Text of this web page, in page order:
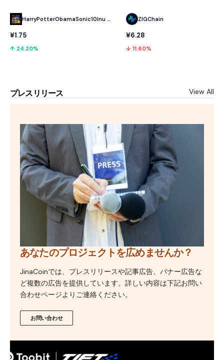
HarryPotterObamaSonic10Inu (ETH)
¥1.75
↑ 24.20%
ZIGChain
¥6.28
↓ 11.60%
プレスリリース View All
あなたのプロジェクトを広めませんか？
JinaCoinでは、プレスリリースや記事広告、バナー広告な
ど複数の広告を提供しています。詳しい内容は下記お問い
合わせページよりご連絡ください。
お問い合わせ